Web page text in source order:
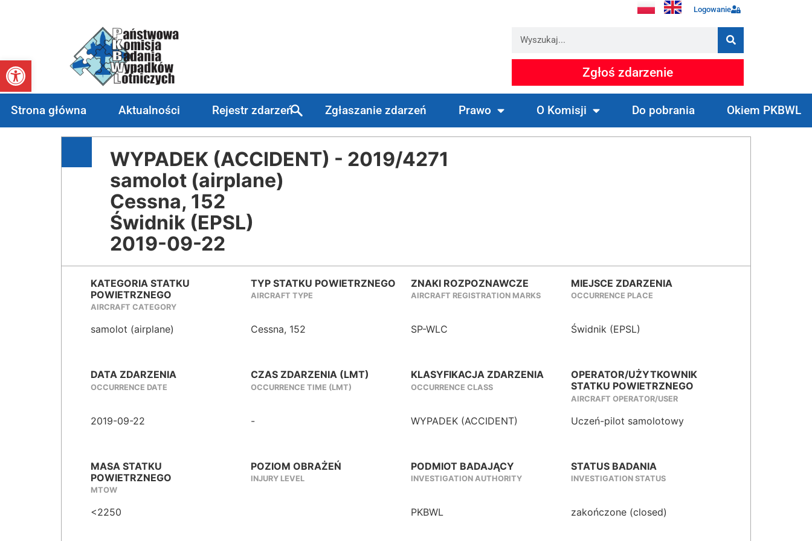
Otwórz pasek narzędzi
Logowanie
Zgłoś zdarzenie
Strona główna Aktualności Rejestr zdarzeń Zgłaszanie zdarzeń Prawo O Komisji Do pobrania Okiem PKBWL
WYPADEK (ACCIDENT) - 2019/4271
samolot (airplane)
Cessna, 152
Świdnik (EPSL)
2019-09-22
KATEGORIA STATKU
POWIETRZNEGO
AIRCRAFT CATEGORY
samolot (airplane)
TYP STATKU POWIETRZNEGO
AIRCRAFT TYPE
Cessna, 152
ZNAKI ROZPOZNAWCZE
AIRCRAFT REGISTRATION MARKS
SP-WLC
MIEJSCE ZDARZENIA
OCCURRENCE PLACE
Świdnik (EPSL)
DATA ZDARZENIA
OCCURRENCE DATE
2019-09-22
CZAS ZDARZENIA (LMT)
OCCURRENCE TIME (LMT)
-
KLASYFIKACJA ZDARZENIA
OCCURRENCE CLASS
WYPADEK (ACCIDENT)
OPERATOR/UŻYTKOWNIK
STATKU POWIETRZNEGO
AIRCRAFT OPERATOR/USER
Uczeń-pilot samolotowy
MASA STATKU
POWIETRZNEGO
MTOW
<2250
POZIOM OBRAŻEŃ
INJURY LEVEL
PODMIOT BADAJĄCY
INVESTIGATION AUTHORITY
PKBWL
STATUS BADANIA
INVESTIGATION STATUS
zakończone (closed)